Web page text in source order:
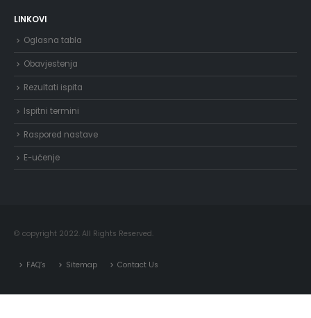
LINKOVI
Oglasna tabla
Obavjestenja
Rezultati ispita
Ispitni termini
Raspored nastave
E-učenje
© copyright 2022. All Rights Reserved.
FAQ’s Sitemap Contact Us